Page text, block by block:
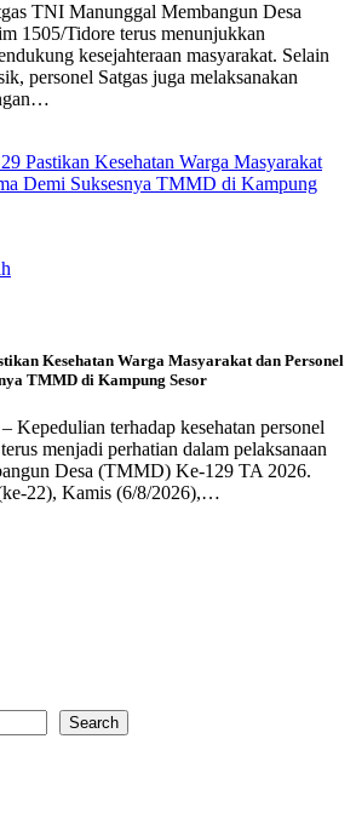
TNI Manunggal Membangun Desa
1505/Tidore terus menunjukkan
kesejahteraan masyarakat. Selain
personel Satgas juga melaksanakan
Kesehatan Warga Masyarakat dan Personel
TMMD di Kampung Sesor
Kepedulian terhadap kesehatan personel
menjadi perhatian dalam pelaksanaan
Desa (TMMD) Ke-129 TA 2026.
22), Kamis (6/8/2026),…
Search